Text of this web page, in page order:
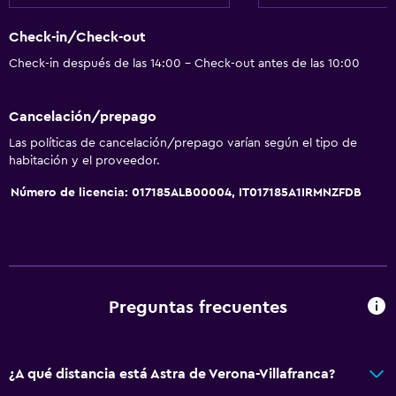
Extinguidor
Artículos de aseo gratis
Alarma de humo
Calefacción
Gel de ducha
Accesibilidad y adecuación
Ascensor disponible
Check-in/Check-out
Check-in después de las 14:00 - Check-out antes de las 10:00
Cancelación/prepago
Las políticas de cancelación/prepago varían según el tipo de
habitación y el proveedor.
Número de licencia: 017185ALB00004, IT017185A1IRMNZFDB
Preguntas frecuentes
¿A qué distancia está Astra de Verona-Villafranca?